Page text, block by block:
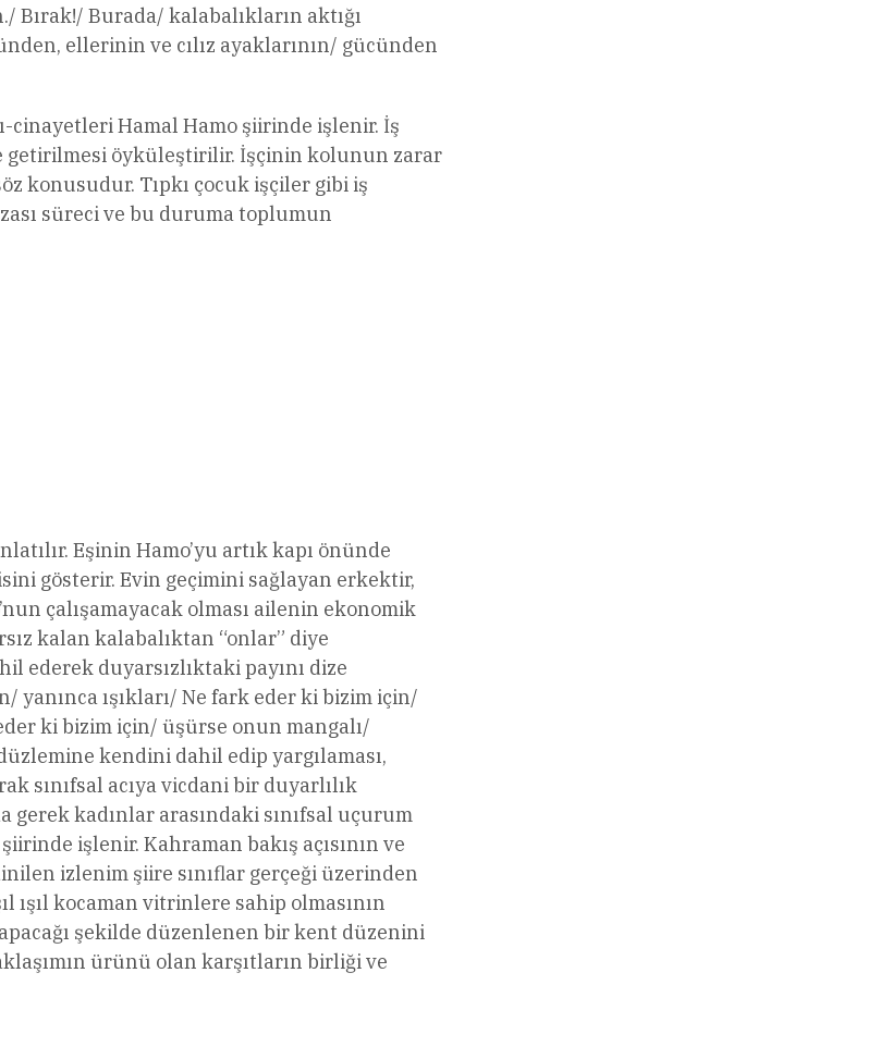
Bırak!/ Burada/ kalabalıkların aktığı
ellerinin ve cılız ayaklarının/ gücünden
cinayetleri Hamal Hamo şiirinde işlenir. İş
getirilmesi öyküleştirilir. İşçinin kolunun zarar
konusudur. Tıpkı çocuk işçiler gibi iş
süreci ve bu duruma toplumun
Eşinin Hamo’yu artık kapı önünde
gösterir. Evin geçimini sağlayan erkektir,
çalışamayacak olması ailenin ekonomik
kalan kalabalıktan “onlar” diye
ederek duyarsızlıktaki payını dize
ışıkları/ Ne fark eder ki bizim için/
ki bizim için/ üşürse onun mangalı/
kendini dahil edip yargılaması,
sınıfsal acıya vicdani bir duyarlılık
gerek kadınlar arasındaki sınıfsal uçurum
işlenir. Kahraman bakış açısının ve
izlenim şiire sınıflar gerçeği üzerinden
ışıl kocaman vitrinlere sahip olmasının
şekilde düzenlenen bir kent düzenini
ürünü olan karşıtların birliği ve